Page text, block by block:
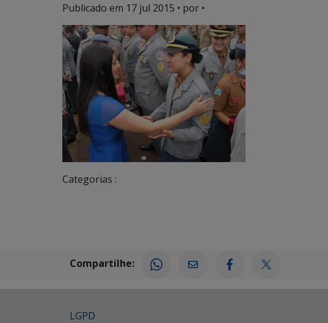
Publicado em 17 jul 2015 • por •
Categorias :
Compartilhe:
LGPD